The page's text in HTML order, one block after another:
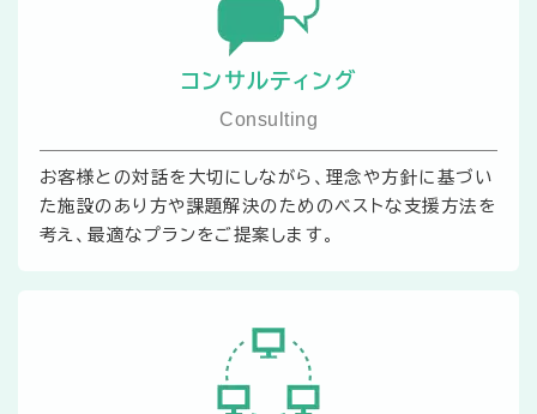
コンサルティング
Consulting
お客様との対話を大切にしながら、理念や方針に基づい
た施設のあり方や課題解決のためのベストな支援方法を
考え、最適なプランをご提案します。